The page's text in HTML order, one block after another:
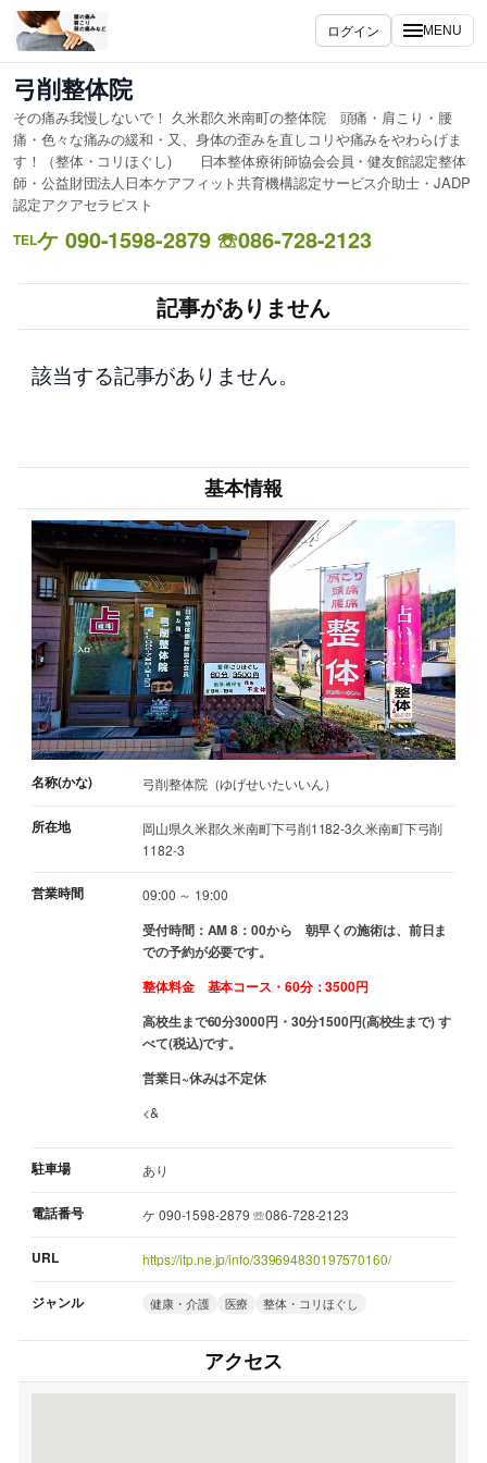
内
容
ス
キ
ッ
プ
ログイン MENU
弓削整体院
その痛み我慢しないで！ 久米郡久米南町の整体院 頭痛・肩こり・腰
痛・色々な痛みの緩和・又、身体の歪みを直しコリや痛みをやわらげま
す！（整体・コリほぐし) 日本整体療術師協会会員・健友館認定整体
師・公益財団法人日本ケアフィット共育機構認定サービス介助士・JADP
認定アクアセラピスト
TELケ 090-1598-2879 ☏086-728-2123
記事がありません
該当する記事がありません。
基本情報
名称(かな) 弓削整体院（ゆげせいたいいん）
所在地
岡山県久米郡久米南町下弓削1182-3久米南町下弓削
1182-3
営業時間 09:00 ～ 19:00
受付時間：AM 8：00から 朝早くの施術は、前日ま
での予約が必要です。
整体料金 基本コース・60分：3500円
高校生まで60分3000円・30分1500円(高校生まで) す
べて(税込)です。
営業日~休みは不定休
<&
駐車場 あり
電話番号 ケ 090-1598-2879 ☏086-728-2123
URL https://itp.ne.jp/info/339694830197570160/
ジャンル 健康・介護 医療 整体・コリほぐし
アクセス